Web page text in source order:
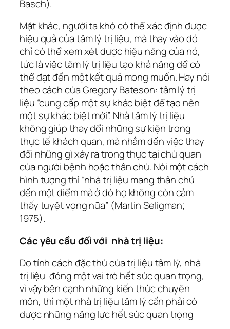
Basch).
Mặt khác, người ta khó có thể xác định được
hiệu quả của tâm lý trị liệu, mà thay vào đó
chỉ có thể xem xét được hiệu năng của nó,
tức là việc tâm lý trị liệu tạo khả năng để có
thể đạt đến một kết quả mong muốn. Hay nói
theo cách của Gregory Bateson: tâm lý trị
liệu “cung cấp một sự khác biệt để tạo nên
một sự khác biệt mới”. Nhà tâm lý trị liệu
không giúp thay đổi những sự kiện trong
thực tế khách quan, mà nhắm đến việc thay
đổi những gì xảy ra trong thực tại chủ quan
của người bệnh hoặc thân chủ. Nói một cách
hình tượng thì “nhà trị liệu mang thân chủ
đến một điểm mà ở đó họ không còn cảm
thấy tuyệt vọng nữa” (Martin Seligman;
1975).
Các yêu cầu đối với nhà trị liệu:
Do tính cách đặc thù của trị liệu tâm lý, nhà
trị liệu đóng một vai trò hết sức quan trọng,
vì vậy bên cạnh những kiến thức chuyên
môn, thì một nhà trị liệu tâm lý cần phải có
được những năng lực hết sức quan trọng